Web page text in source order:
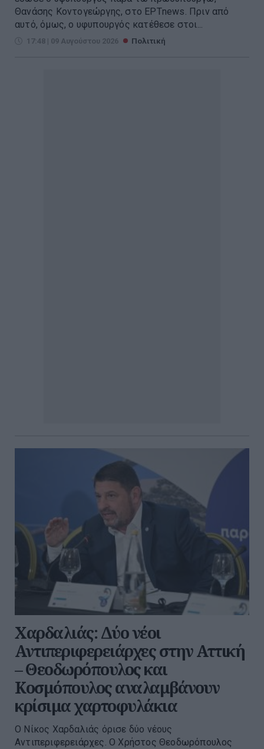
Θανάσης Κοντογεώργης, στο ΕΡΤnews. Πριν από
αυτό, όμως, ο υφυπουργός κατέθεσε στοι...
17:48 | 09 Αυγούστου 2026 Πολιτική
Χαρδαλιάς: Δύο νέοι
Αντιπεριφερειάρχες στην Αττική
– Θεοδωρόπουλος και
Κοσμόπουλος αναλαμβάνουν
κρίσιμα χαρτοφυλάκια
Ο Νίκος Χαρδαλιάς όρισε δύο νέους
Αντιπεριφερειάρχες. Ο Χρήστος Θεοδωρόπουλος